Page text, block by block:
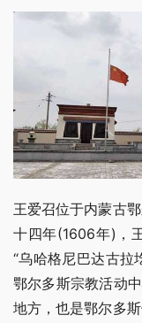
王爱召位于内蒙古
十四年(1606年)，
“乌哈格尼巴达古拉
鄂尔多斯宗教活动
地方，也是鄂尔多